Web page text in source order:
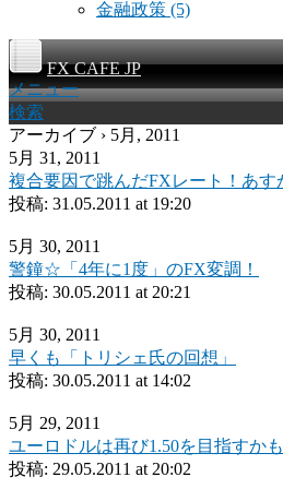
金融政策 (5)
FX CAFE JP
メニュー
検索
アーカイブ › 5月, 2011
5月 31, 2011
複合要因で跳んだFXレート！あ
投稿: 31.05.2011 at 19:20
5月 30, 2011
警鐘☆「4年に1度」のFX変調！
投稿: 30.05.2011 at 20:21
5月 30, 2011
早くも「トリシェ氏の回想」
投稿: 30.05.2011 at 14:02
5月 29, 2011
ユーロドルは再び1.50を目指すか
投稿: 29.05.2011 at 20:02